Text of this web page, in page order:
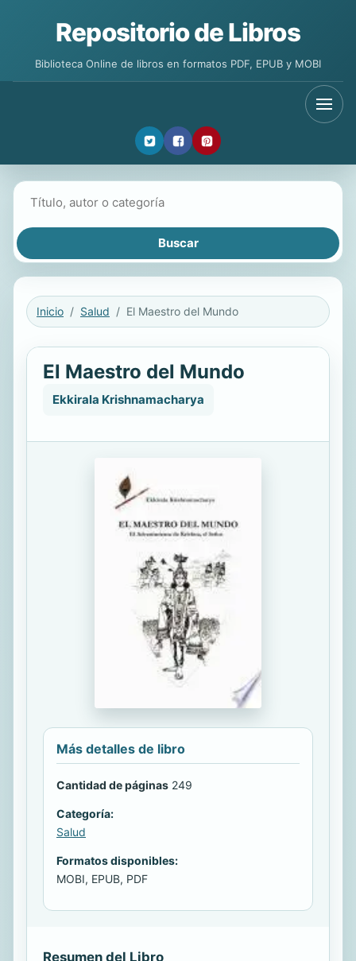
Repositorio de Libros
Biblioteca Online de libros en formatos PDF, EPUB y MOBI
Inicio Salud El Maestro del Mundo
El Maestro del Mundo
Ekkirala Krishnamacharya
Más detalles de libro
Cantidad de páginas 249
Categoría:
Salud
Formatos disponibles:
MOBI, EPUB, PDF
Resumen del Libro